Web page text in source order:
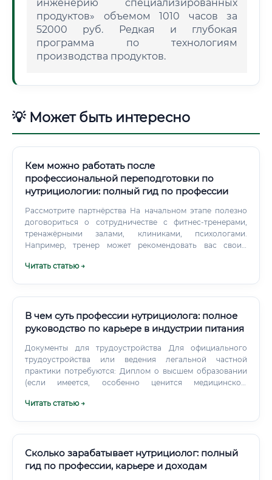
инженерию специализированных
продуктов» объемом 1010 часов за
52000 руб. Редкая и глубокая
программа по технологиям
производства продуктов.
💡 Может быть интересно
Кем можно работать после
профессиональной переподготовки по
нутрициологии: полный гид по профессии
Рассмотрите партнёрства На начальном этапе полезно
договориться о сотрудничестве с фитнес-тренерами,
тренажёрными залами, клиниками, психологами.
Например, тренер может рекомендовать вас своим
без вложений в рекламу.
Читать статью →
В чем суть профессии нутрициолога: полное
руководство по карьере в индустрии питания
Документы для трудоустройства Для официального
трудоустройства или ведения легальной частной
практики потребуются: Диплом о высшем образовании
(если имеется, особенно ценится медицинское,
переподготовке по специальности "Нутрициология" или
Читать статью →
Сколько зарабатывает нутрициолог: полный
гид по профессии, карьере и доходам